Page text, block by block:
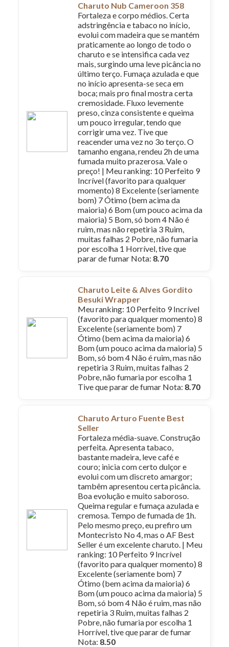
Charuto Nub Cameroon 358
Fortaleza e corpo médios. Certa
adstringência e tabaco no início,
evolui com madeira que se mantém
praticamente ao longo de todo o
charuto e se intensifica cada vez
mais, surgindo uma leve picância no
último terço. Fumaça azulada e que
no início apresenta-se seca em
boca; mais pro final mostra certa
cremosidade. Fluxo levemente
preso, cinza consistente e queima
um pouco irregular, tendo que
corrigir uma vez. Tive que
reacender uma vez no 3o terço. O
tamanho engana, rendeu 2h de uma
fumada muito prazerosa. Vale o
preço! | Meu ranking: 10 Perfeito 9
Incrível (favorito para qualquer
momento) 8 Excelente (seriamente
bom) 7 Ótimo (bem acima da
maioria) 6 Bom (um pouco acima da
maioria) 5 Bom, só bom 4 Não é
ruim, mas não repetiria 3 Ruim,
muitas falhas 2 Pobre, não fumaria
por escolha 1 Horrível, tive que
parar de fumar Nota: 8.70
Charuto Leite & Alves Gordito
Besuki Wrapper
Meu ranking: 10 Perfeito 9 Incrível
(favorito para qualquer momento) 8
Excelente (seriamente bom) 7
Ótimo (bem acima da maioria) 6
Bom (um pouco acima da maioria) 5
Bom, só bom 4 Não é ruim, mas não
repetiria 3 Ruim, muitas falhas 2
Pobre, não fumaria por escolha 1
Tive que parar de fumar Nota: 8.70
Charuto Arturo Fuente Best
Seller
Fortaleza média-suave. Construção
perfeita. Apresenta tabaco,
bastante madeira, leve café e
couro; inicia com certo dulçor e
evolui com um discreto amargor;
tambêm apresentou certa picância.
Boa evolução e muito saboroso.
Queima regular e fumaça azulada e
cremosa. Tempo de fumada de 1h.
Pelo mesmo preço, eu prefiro um
Montecristo No 4, mas o AF Best
Seller é um excelente charuto. | Meu
ranking: 10 Perfeito 9 Incrível
(favorito para qualquer momento) 8
Excelente (seriamente bom) 7
Ótimo (bem acima da maioria) 6
Bom (um pouco acima da maioria) 5
Bom, só bom 4 Não é ruim, mas não
repetiria 3 Ruim, muitas falhas 2
Pobre, não fumaria por escolha 1
Horrível, tive que parar de fumar
Nota: 8.50